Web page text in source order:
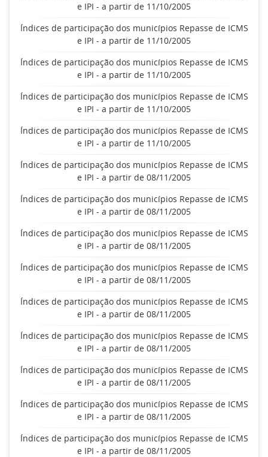
e IPI - a partir de 11/10/2005
Índices de participação dos municípios Repasse de ICMS
e IPI - a partir de 11/10/2005
Índices de participação dos municípios Repasse de ICMS
e IPI - a partir de 11/10/2005
Índices de participação dos municípios Repasse de ICMS
e IPI - a partir de 11/10/2005
Índices de participação dos municípios Repasse de ICMS
e IPI - a partir de 11/10/2005
Índices de participação dos municípios Repasse de ICMS
e IPI - a partir de 08/11/2005
Índices de participação dos municípios Repasse de ICMS
e IPI - a partir de 08/11/2005
Índices de participação dos municípios Repasse de ICMS
e IPI - a partir de 08/11/2005
Índices de participação dos municípios Repasse de ICMS
e IPI - a partir de 08/11/2005
Índices de participação dos municípios Repasse de ICMS
e IPI - a partir de 08/11/2005
Índices de participação dos municípios Repasse de ICMS
e IPI - a partir de 08/11/2005
Índices de participação dos municípios Repasse de ICMS
e IPI - a partir de 08/11/2005
Índices de participação dos municípios Repasse de ICMS
e IPI - a partir de 08/11/2005
Índices de participação dos municípios Repasse de ICMS
e IPI - a partir de 08/11/2005